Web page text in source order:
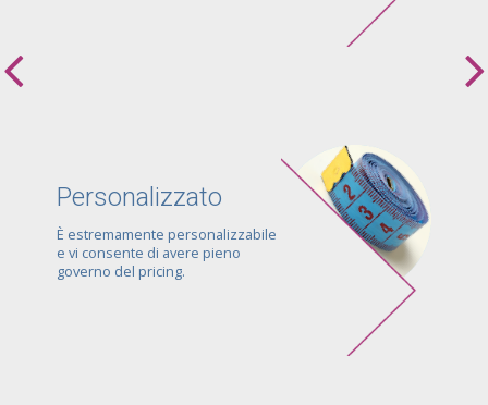
Personalizzato
È estremamente personalizzabile
e vi consente di avere pieno
governo del pricing.